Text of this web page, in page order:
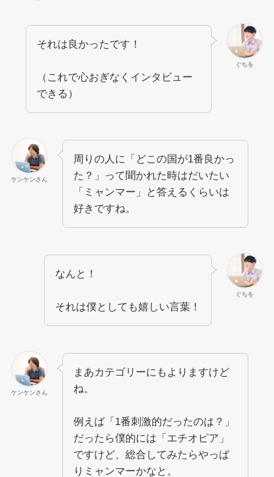
ぐちを
それは良かったです！
（これで心おぎなくインタビュー
できる）
ケンケンさん
周りの人に「どこの国が1番良かっ
た？」って聞かれた時はだいたい
「ミャンマー」と答えるくらいは
好きですね。
ぐちを
なんと！
それは僕としても嬉しい言葉！
ケンケンさん
まあカテゴリーにもよりますけど
ね。
例えば「1番刺激的だったのは？」
だったら僕的には「エチオピア」
ですけど、総合してみたらやっぱ
りミャンマーかなと。